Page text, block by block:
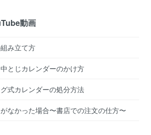
動画
み立て方
とじカレンダーのかけ方
式カレンダーの処分方法
なかった場合〜書店での注文の仕方〜